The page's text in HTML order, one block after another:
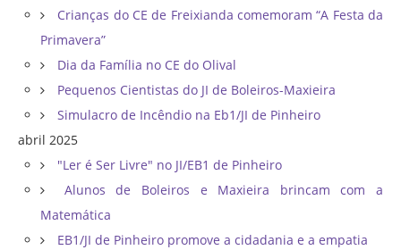
Crianças do CE de Freixianda comemoram “A Festa da
Primavera”
Dia da Família no CE do Olival
Pequenos Cientistas do JI de Boleiros-Maxieira
Simulacro de Incêndio na Eb1/JI de Pinheiro
abril 2025
"Ler é Ser Livre" no JI/EB1 de Pinheiro
Alunos de Boleiros e Maxieira brincam com a
Matemática
EB1/JI de Pinheiro promove a cidadania e a empatia